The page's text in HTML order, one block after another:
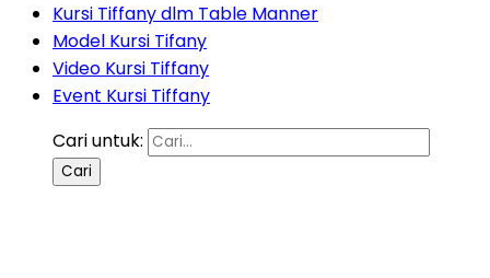
Kursi Tiffany dlm Table Manner
Model Kursi Tifany
Video Kursi Tiffany
Event Kursi Tiffany
Cari untuk: